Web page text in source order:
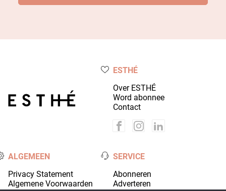
ESTHÉ
Over ESTHÉ
Word abonnee
Contact
ALGEMEEN
Privacy Statement
Algemene Voorwaarden
SERVICE
Abonneren
Adverteren